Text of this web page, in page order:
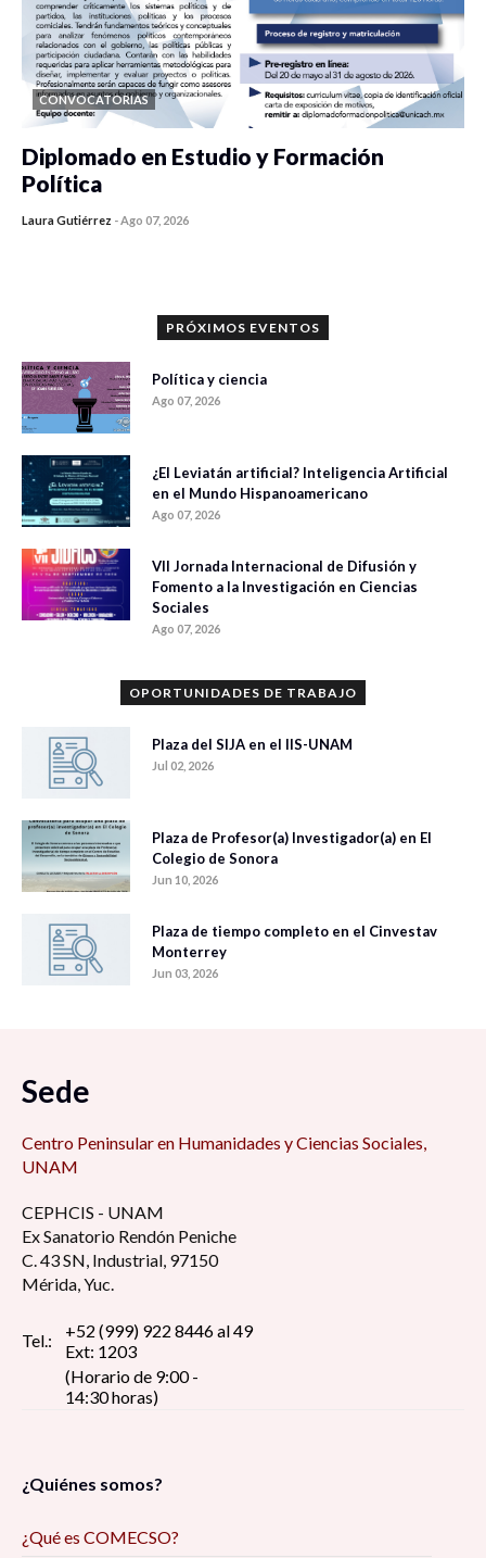
CONVOCATORIAS
Diplomado en Estudio y Formación
Política
Laura Gutiérrez -Ago 07, 2026
PRÓXIMOS EVENTOS
Política y ciencia
Ago 07, 2026
¿El Leviatán artificial? Inteligencia Artificial
en el Mundo Hispanoamericano
Ago 07, 2026
VII Jornada Internacional de Difusión y
Fomento a la Investigación en Ciencias
Sociales
Ago 07, 2026
OPORTUNIDADES DE TRABAJO
Plaza del SIJA en el IIS-UNAM
Jul 02, 2026
Plaza de Profesor(a) Investigador(a) en El
Colegio de Sonora
Jun 10, 2026
Plaza de tiempo completo en el Cinvestav
Monterrey
Jun 03, 2026
Sede
Centro Peninsular en Humanidades y Ciencias Sociales,
UNAM
CEPHCIS - UNAM
Ex Sanatorio Rendón Peniche
C. 43 SN, Industrial, 97150
Mérida, Yuc.
Tel.:
+52 (999) 922 8446 al 49
Ext: 1203
(Horario de 9:00 -
14:30 horas)
¿Quiénes somos?
¿Qué es COMECSO?